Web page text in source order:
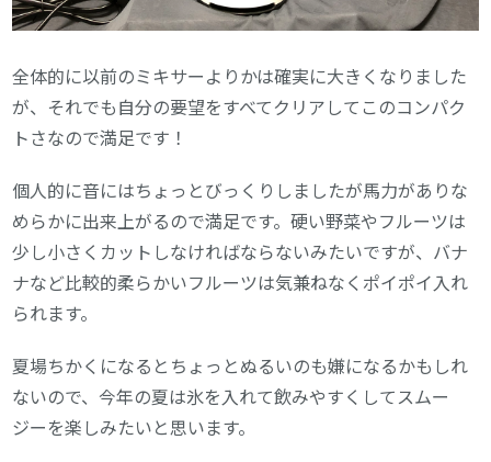
全体的に以前のミキサーよりかは確実に大きくなりました
が、それでも自分の要望をすべてクリアしてこのコンパク
トさなので満足です！
個人的に音にはちょっとびっくりしましたが馬力がありな
めらかに出来上がるので満足です。硬い野菜やフルーツは
少し小さくカットしなければならないみたいですが、バナ
ナなど比較的柔らかいフルーツは気兼ねなくポイポイ入れ
られます。
夏場ちかくになるとちょっとぬるいのも嫌になるかもしれ
ないので、今年の夏は氷を入れて飲みやすくしてスムー
ジーを楽しみたいと思います。